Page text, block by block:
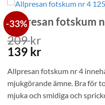
-33%
Allpresan fotskum
209kr
Det
priset
var:
209 kr.
139 krDet
priset
är:
139 kr.
Allpresan fotskum nr 4
mjukgörande ämne. Bra för
mjuka och smidiga och